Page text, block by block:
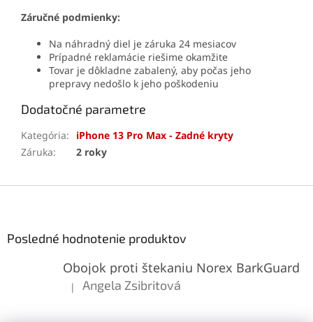
Záručné podmienky:
Na náhradný diel je záruka 24 mesiacov
Prípadné reklamácie riešime okamžite
Tovar je dôkladne zabalený, aby počas jeho
prepravy nedošlo k jeho poškodeniu
Dodatočné parametre
Kategória:
iPhone 13 Pro Max - Zadné kryty
Záruka: 2 roky
Posledné hodnotenie produktov
Obojok proti štekaniu Norex BarkGuard
Hodnotenie produktu je 5 z 5 hviezdičiek.
| Angela Zsibritová